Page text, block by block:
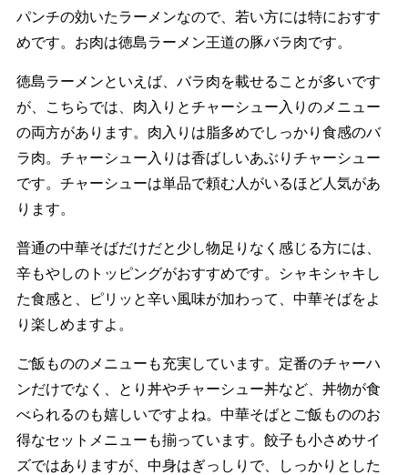
パンチの効いたラーメンなので、若い方には特におすす
めです。お肉は徳島ラーメン王道の豚バラ肉です。
徳島ラーメンといえば、バラ肉を載せることが多いです
が、こちらでは、肉入りとチャーシュー入りのメニュー
の両方があります。肉入りは脂多めでしっかり食感のバ
ラ肉。チャーシュー入りは香ばしいあぶりチャーシュー
です。チャーシューは単品で頼む人がいるほど人気があ
ります。
普通の中華そばだけだと少し物足りなく感じる方には、
辛もやしのトッピングがおすすめです。シャキシャキし
た食感と、ピリッと辛い風味が加わって、中華そばをよ
り楽しめますよ。
ご飯もののメニューも充実しています。定番のチャーハ
ンだけでなく、とり丼やチャーシュー丼など、丼物が食
べられるのも嬉しいですよね。中華そばとご飯もののお
得なセットメニューも揃っています。餃子も小さめサイ
ズではありますが、中身はぎっしりで、しっかりとした